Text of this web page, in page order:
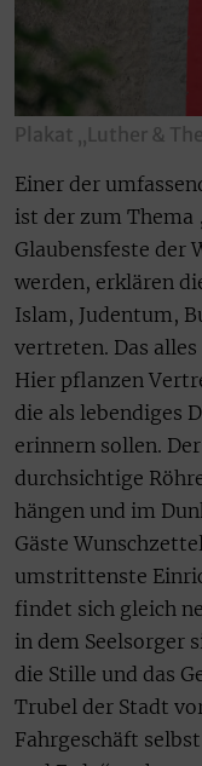
Plakat „Luther &
Einer der
ist der zum Thema
Glaubensfeste der
werden, erklären
Islam, Judentum,
vertreten. Das
Hier pflanzen
die als lebendiges
erinnern sollen.
durchsichtige
hängen und im
Gäste
umstrittenste
findet sich gleich
in dem Seelsorger
die Stille und das
Trubel der Stadt
Fahrgeschäft